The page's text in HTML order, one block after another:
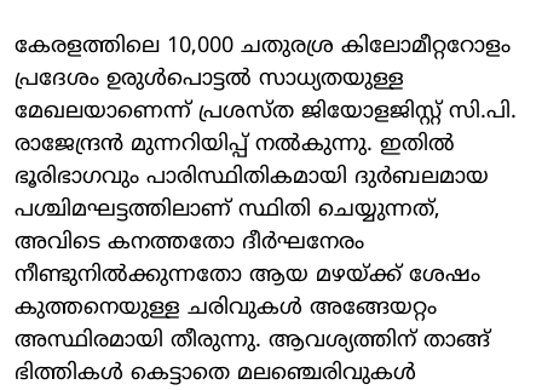
കേരളത്തിലെ 10,000 ചതുരശ്ര കിലോമീറ്ററോളം
പ്രദേശം ഉരുൾപൊട്ടൽ സാധ്യതയുള്ള
മേഖലയാണെന്ന് പ്രശസ്ത ജിയോളജിസ്റ്റ് സി.പി.
രാജേന്ദ്രൻ മുന്നറിയിപ്പ് നൽകുന്നു. ഇതിൽ
ഭൂരിഭാഗവും പാരിസ്ഥിതികമായി ദുർബലമായ
പശ്ചിമഘട്ടത്തിലാണ് സ്ഥിതി ചെയ്യുന്നത്,
അവിടെ കനത്തതോ ദീർഘനേരം
നീണ്ടുനിൽക്കുന്നതോ ആയ മഴയ്ക്ക് ശേഷം
കുത്തനെയുള്ള ചരിവുകൾ അങ്ങേയറ്റം
അസ്ഥിരമായി തീരുന്നു. ആവശ്യത്തിന് താങ്ങ്
ഭിത്തികൾ കെട്ടാതെ മലഞ്ചെരിവുകൾ